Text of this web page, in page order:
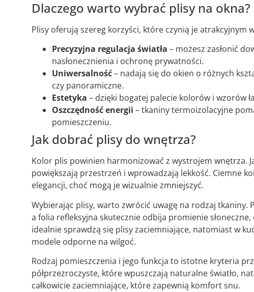
Dlaczego warto wybrać plisy na okna?
Plisy oferują szereg korzyści, które czynią je atrakcyjnym
Precyzyjna regulacja światła – możesz zasłonić
nasłonecznienia i ochronę prywatności.
Uniwersalność– nadają się do okien o różnych
czy panoramiczne.
Estetyka – dzięki bogatej palecie kolorów i wzorów
Oszczędność energii – tkaniny termoizolacyjne
pomieszczeniu.
Jak dobrać plisy do wnętrza?
Kolor plis powinien harmonizować z wystrojem wnętrza.
powiększają przestrzeń i wprowadzają lekkość. Ciemne
elegancji, choć mogą je wizualnie zmniejszyć.
Wybierając plisy, warto zwrócić uwagę na rodzaj tkaniny.
a folia refleksyjna skutecznie odbija promienie
idealnie sprawdzą się plisy zaciemniające, natomiast w
modele odporne na wilgoć.
Rodzaj pomieszczenia i jego funkcja to istotne kryteria
półprzezroczyste, które wpuszczają naturalne światło,
całkowicie zaciemniające, które zapewnią komfort snu.